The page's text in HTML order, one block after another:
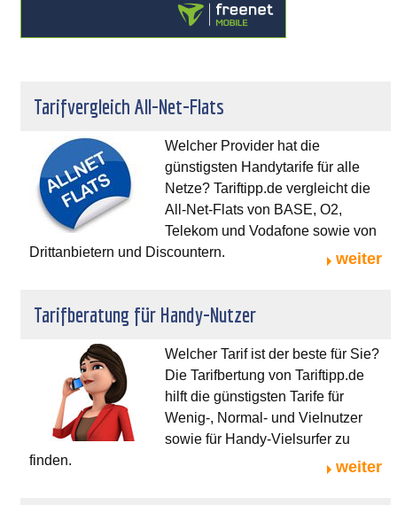
Tarifvergleich All-Net-Flats
Welcher Provider hat die
günstigsten Handytarife für alle
Netze? Tariftipp.de vergleicht die
All-Net-Flats von BASE, O2,
Telekom und Vodafone sowie von
Drittanbietern und Discountern.
weiter
Tarifberatung für Handy-Nutzer
Welcher Tarif ist der beste für Sie?
Die Tarifbertung von Tariftipp.de
hilft die günstigsten Tarife für
Wenig-, Normal- und Vielnutzer
sowie für Handy-Vielsurfer zu
finden.
weiter